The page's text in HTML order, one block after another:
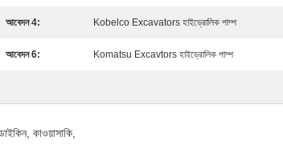
আবেদন 4: Kobelco Excavators হাইড্রোলিক পাম্প
আবেদন 6: Komatsu Excavtors হাইড্রোলিক পাম্প
কাওয়াসাকি,